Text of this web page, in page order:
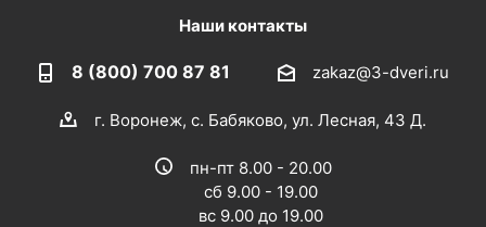
Наши контакты
8 (800) 700 87 81 zakaz@3-dveri.ru
г. Воронеж, с. Бабяково, ул. Лесная, 43 Д.
пн-пт 8.00 - 20.00
сб 9.00 - 19.00
вс 9.00 до 19.00